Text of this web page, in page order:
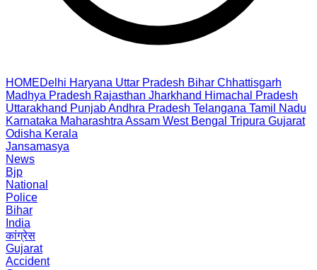
HOMEDelhi Haryana Uttar Pradesh Bihar Chhattisgarh
Madhya Pradesh Rajasthan Jharkhand Himachal Pradesh
Uttarakhand PunjabAndhra Pradesh Telangana Tamil Nadu
Karnataka Maharashtra Assam West Bengal Tripura Gujarat
Odisha Kerala
Jansamasya
News
Bjp
National
Police
Bihar
India
कांग्रेस
Gujarat
Accident